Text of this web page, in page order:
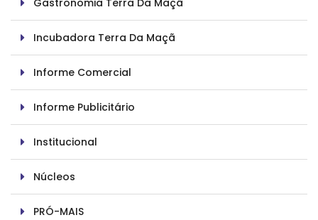
Gastronomia Terra Da Maçã
Incubadora Terra Da Maçã
Informe Comercial
Informe Publicitário
Institucional
Núcleos
PRÓ-MAIS